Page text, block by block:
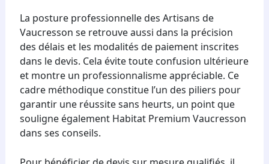
La posture professionnelle des Artisans de
Vaucresson se retrouve aussi dans la précision
des délais et les modalités de paiement inscrites
dans le devis. Cela évite toute confusion ultérieure
et montre un professionnalisme appréciable. Ce
cadre méthodique constitue l’un des piliers pour
garantir une réussite sans heurts, un point que
souligne également Habitat Premium Vaucresson
dans ses conseils.